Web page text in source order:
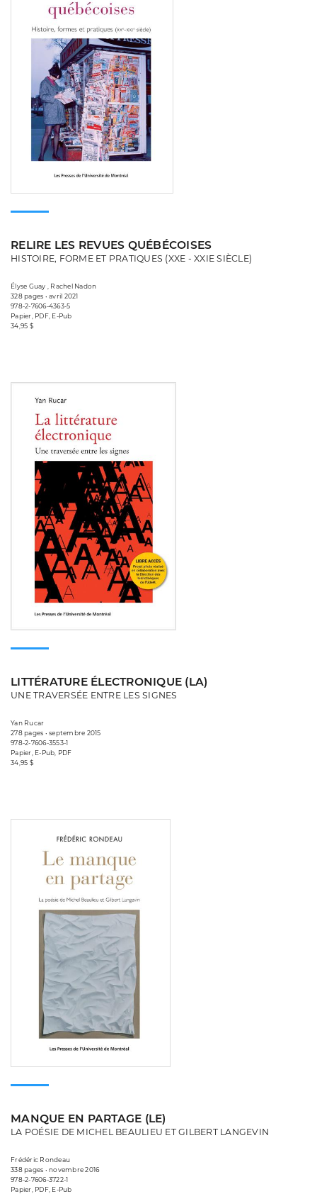
RELIRE LES REVUES QUÉBÉCOISES
HISTOIRE, FORME ET PRATIQUES (XXE - XXIE SIÈCLE)
Élyse Guay , Rachel Nadon
328 pages • avril 2021
978-2-7606-4363-5
Papier, PDF, E-Pub
34,95 $
LITTÉRATURE ÉLECTRONIQUE (LA)
UNE TRAVERSÉE ENTRE LES SIGNES
Yan Rucar
278 pages • septembre 2015
978-2-7606-3553-1
Papier, E-Pub, PDF
34,95 $
MANQUE EN PARTAGE (LE)
LA POÉSIE DE MICHEL BEAULIEU ET GILBERT LANGEVIN
Frédéric Rondeau
338 pages • novembre 2016
978-2-7606-3722-1
Papier, PDF, E-Pub